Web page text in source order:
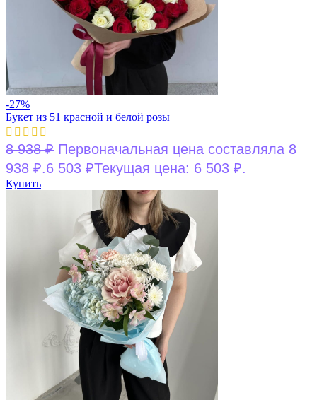
-27%
Букет из 51 красной и белой розы
8 938₽ Первоначальная цена составляла 8
938 ₽.6 503 ₽Текущая цена: 6 503 ₽.
Купить